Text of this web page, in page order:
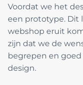
Voordat we het
een prototype. Dit
webshop eruit
zijn dat we de
begrepen en
design.